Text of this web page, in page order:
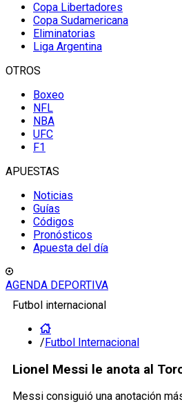
Copa Libertadores
Copa Sudamericana
Eliminatorias
Liga Argentina
OTROS
Boxeo
NFL
NBA
UFC
F1
APUESTAS
Noticias
Guías
Códigos
Pronósticos
Apuesta del día
AGENDA DEPORTIVA
Futbol internacional
/Futbol Internacional
Lionel Messi le anota al
Messi consiguió una anotación